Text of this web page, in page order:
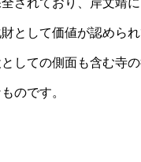
されており、岸文靖
として価値が認めら
しての側面も含む寺
のです。